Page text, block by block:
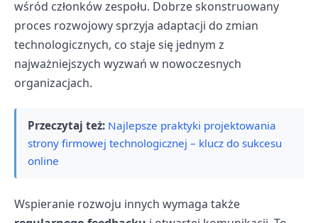
wśród członków zespołu. Dobrze skonstruowany
proces rozwojowy sprzyja adaptacji do zmian
technologicznych, co staje się jednym z
najważniejszych wyzwań w nowoczesnych
organizacjach.
Przeczytaj też: Najlepsze praktyki projektowania
strony firmowej technologicznej – klucz do sukcesu
online
Wspieranie rozwoju innych wymaga także